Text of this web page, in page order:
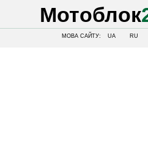
Мотоблок24
МОВА САЙТУ: